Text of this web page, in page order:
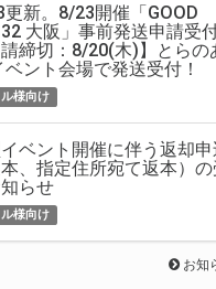
更新。8/23開催「GOOD
大阪」事前発送申請受
締切：8/20(木)】とらの
ント会場で発送受付！
様向け
イベント開催に伴う返却申
本、指定住所宛て返本）
らせ
様向け
お知